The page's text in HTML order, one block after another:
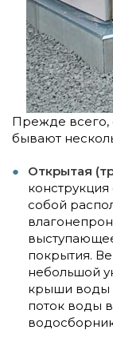
Прежде всего,
бывают
Открытая
собой
покрытия.
небольшой
крыши воды
поток воды